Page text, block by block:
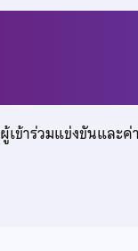
เข้าร่วมแข่งขันและ